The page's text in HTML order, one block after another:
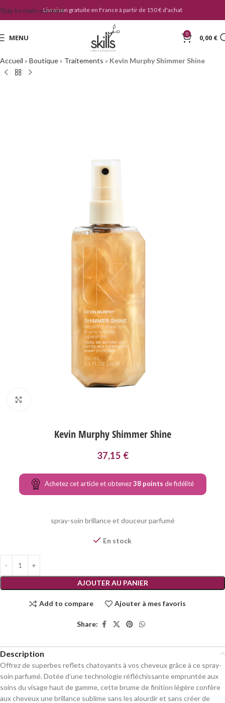
Skip to main contentLivraison gratuite en France à partir de 150 € d'achat
MENU 0 0,00 €
Accueil » Boutique» Traitements » Kevin Murphy Shimmer Shine
Kevin Murphy Shimmer Shine
37,15 €
Achetez cet article et obtenez38points de fidélité
spray-soin brillance et douceur parfumé
En stock
AJOUTER AU PANIER
Add to compare Ajouter à mes favoris
Share:
Description
Offrez de superbes reflets chatoyants à vos cheveux grâce à ce spray-
soin parfumé. Dotée d’une technologie réfléchissante empruntée aux
soins du visage haut de gamme, cette brume de finition légère confère
aux cheveux une brillance sublime sans les alourdir et sans créer de